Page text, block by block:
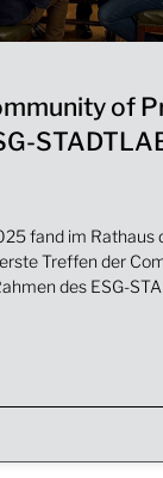
of
fand im Rathaus
Treffen der
des ESG-